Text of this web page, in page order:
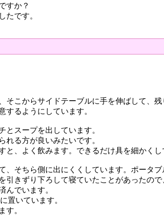
すか？
たです。
こからサイドテーブルに手を伸ばして、
るようにしています。
スープを出しています。
る方が良いみたいです。
、よく飲みます。できるだけ具を細かくし
そちら側に出にくくしています。ポータブ
きずり下ろして寝ていたことがあったので
んでいます。
置いています。
す。